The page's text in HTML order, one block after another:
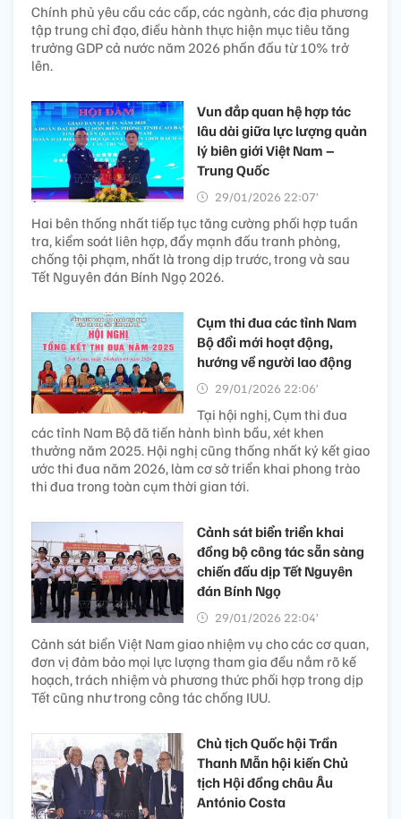
Chính phủ yêu cầu các cấp, các ngành, các địa phương
tập trung chỉ đạo, điều hành thực hiện mục tiêu tăng
trưởng GDP cả nước năm 2026 phấn đấu từ 10% trở
lên.
Vun đắp quan hệ hợp tác
lâu dài giữa lực lượng quản
lý biên giới Việt Nam –
Trung Quốc
29/01/2026 22:07’
Hai bên thống nhất tiếp tục tăng cường phối hợp tuần
tra, kiểm soát liên hợp, đẩy mạnh đấu tranh phòng,
chống tội phạm, nhất là trong dịp trước, trong và sau
Tết Nguyên đán Bính Ngọ 2026.
Cụm thi đua các tỉnh Nam
Bộ đổi mới hoạt động,
hướng về người lao động
29/01/2026 22:06’
Tại hội nghị, Cụm thi đua
các tỉnh Nam Bộ đã tiến hành bình bầu, xét khen
thưởng năm 2025. Hội nghị cũng thống nhất ký kết giao
ước thi đua năm 2026, làm cơ sở triển khai phong trào
thi đua trong toàn cụm thời gian tới.
Cảnh sát biển triển khai
đồng bộ công tác sẵn sàng
chiến đấu dịp Tết Nguyên
đán Bính Ngọ
29/01/2026 22:04’
Cảnh sát biển Việt Nam giao nhiệm vụ cho các cơ quan,
đơn vị đảm bảo mọi lực lượng tham gia đều nắm rõ kế
hoạch, trách nhiệm và phương thức phối hợp trong dịp
Tết cũng như trong công tác chống IUU.
Chủ tịch Quốc hội Trần
Thanh Mẫn hội kiến Chủ
tịch Hội đồng châu Âu
António Costa